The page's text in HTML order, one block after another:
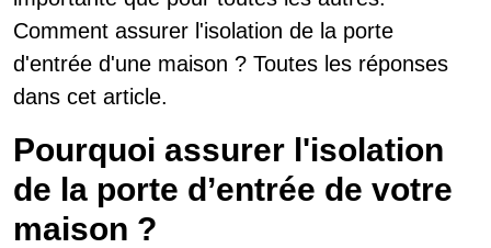
Comment assurer l'isolation de la porte
d'entrée d'une maison ? Toutes les réponses
dans cet article.
Pourquoi assurer l'isolation
de la porte d’entrée de votre
maison ?